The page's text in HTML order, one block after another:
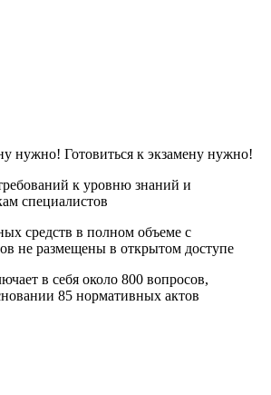
нужно! Готовиться к экзамену нужно!
к уровню знаний и
специалистов
средств в полном объеме с
не размещены в открытом доступе
в себя около 800 вопросов,
85 нормативных актов